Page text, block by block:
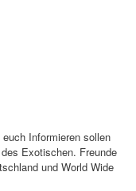
Informieren sollen
Exotischen. Freunde
und World Wide